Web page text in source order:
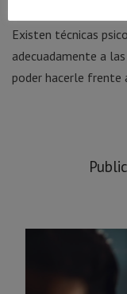
Existen técnicas
adecuadamente a
poder hacerle frente